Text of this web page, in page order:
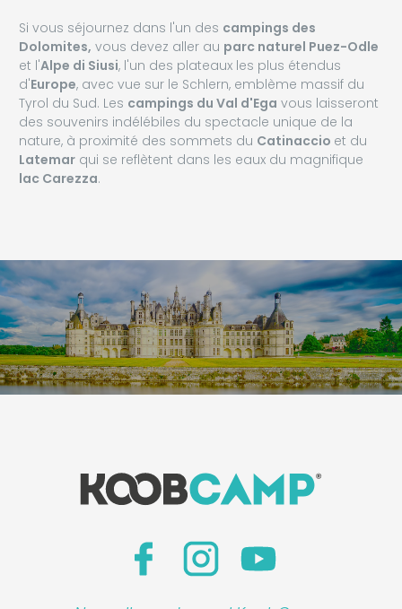
Si vous séjournez dans l'un des campings des
Dolomites, vous devez aller au parc naturel Puez-Odle
et l'Alpe di Siusi, l'un des plateaux les plus étendus
d'Europe, avec vue sur le Schlern, emblème massif du
Tyrol du Sud. Les campings du Val d'Ega vous laisseront
des souvenirs indélébiles du spectacle unique de la
nature, à proximité des sommets du Catinaccio et du
Latemar qui se reflètent dans les eaux du magnifique
lac Carezza.